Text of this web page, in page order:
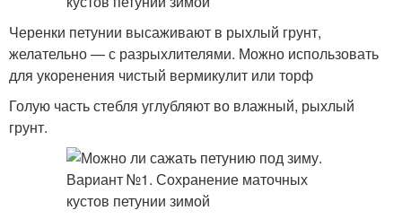
Черенки петунии высаживают в рыхлый грунт,
желательно — с разрыхлителями. Можно использовать
для укоренения чистый вермикулит или торф
Голую часть стебля углубляют во влажный, рыхлый
грунт.